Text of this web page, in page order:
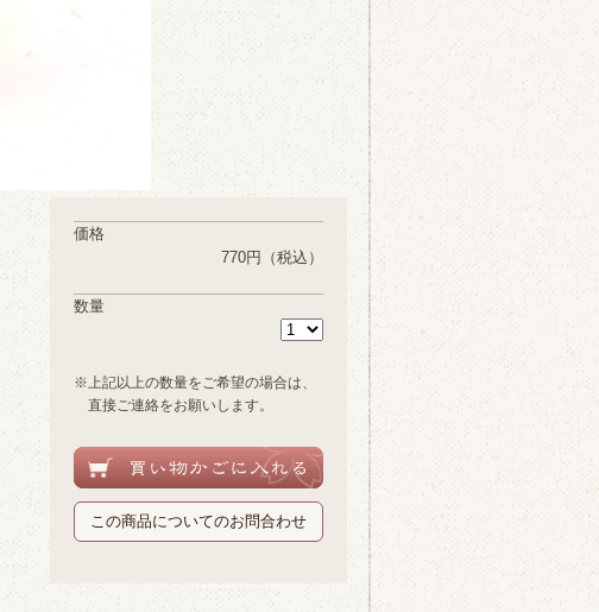
価格
770円
（税込）
数量
※上記以上の数量をご希望の場合は、
直接ご連絡をお願いします。
この商品についてのお問合わせ